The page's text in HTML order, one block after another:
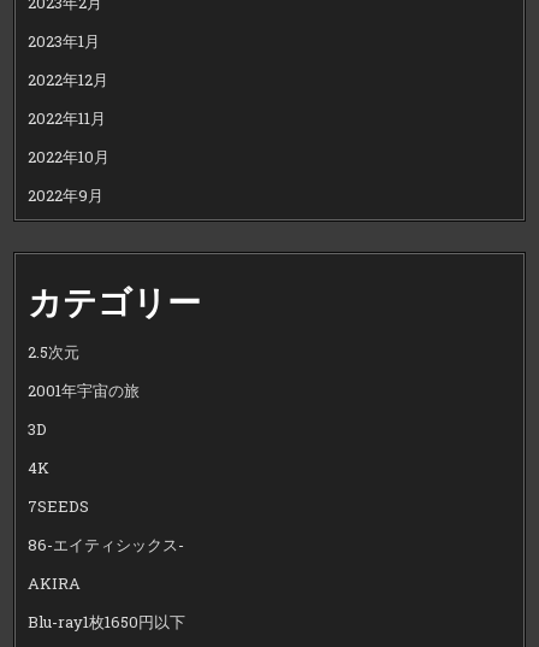
2023年1月
2022年12月
2022年11月
2022年10月
2022年9月
カテゴリー
2.5次元
2001年宇宙の旅
3D
4K
7SEEDS
86-エイティシックス-
AKIRA
Blu-ray1枚1650円以下